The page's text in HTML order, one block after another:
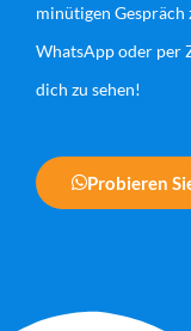
minütigen
WhatsApp oder per
dich zu sehen!
Probieren